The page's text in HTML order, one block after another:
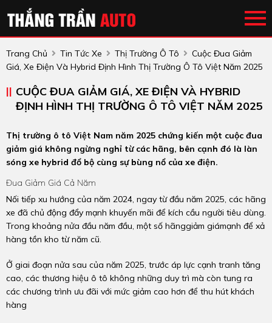
Trang Chủ Tin Tức Xe Thị Trường Ô Tô
Cuộc Đua Giảm
Giá, Xe Điện Và Hybrid Định Hình Thị Trường Ô Tô Việt Năm 2025
CUỘC ĐUA GIẢM GIÁ, XE ĐIỆN VÀ HYBRID
ĐỊNH HÌNH THỊ TRƯỜNG Ô TÔ VIỆT NĂM 2025
Thị trường ô tô Việt Nam năm 2025 chứng kiến một cuộc đua
giảm giá không ngừng nghỉ từ các hãng, bên cạnh đó là làn
sóng xe hybrid đổ bộ cùng sự bùng nổ của xe điện.
Đua Giảm Giá Cả Năm
Nối tiếp xu hướng của năm 2024, ngay từ đầu năm 2025, các hãng
xe đã chủ động đẩy mạnh khuyến mãi để kích cầu người tiêu dùng.
Trong khoảng nửa đầu năm đầu, một số hãnggiảm giámạnh để xả
hàng tồn kho từ năm cũ.
Ở giai đoạn nửa sau của năm 2025, trước áp lực cạnh tranh tăng
cao, các thương hiệu ô tô không những duy trì mà còn tung ra
các chương trình ưu đãi với mức giảm cao hơn để thu hút khách
hàng